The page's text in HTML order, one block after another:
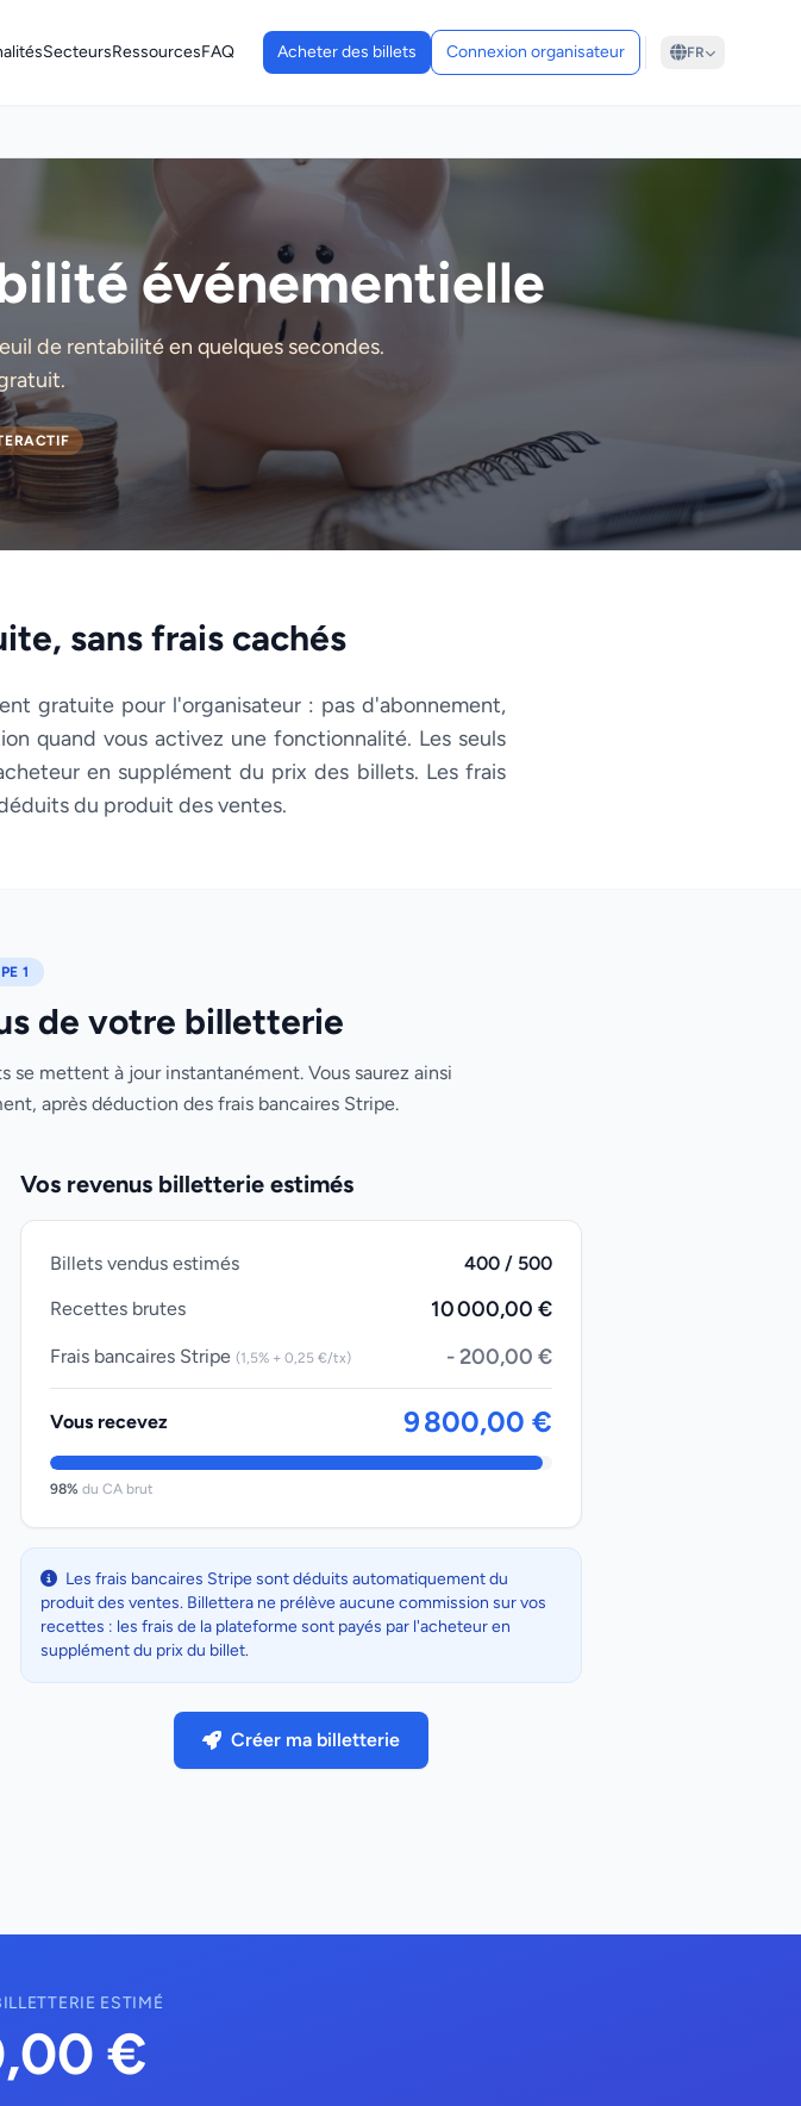
SecteursRessourcesFAQ Acheter des billets Connexion organisateur FR
événementielle
de rentabilité en quelques secondes.
sans frais cachés
gratuite pour l'organisateur : pas d'abonnement,
quand vous activez une fonctionnalité. Les seuls
en supplément du prix des billets. Les frais
du produit des ventes.
1
de votre billetterie
se mettent à jour instantanément. Vous saurez ainsi
après déduction des frais bancaires Stripe.
Vos revenus billetterie estimés
Billets vendus estimés
400 / 500
Recettes brutes
10 000,00 €
Frais bancaires Stripe (1,5% + 0,25 €/tx) - 200,00 €
Vous recevez 9 800,00 €
98% du CA brut
Les frais bancaires Stripe sont déduits automatiquement du
produit des ventes. Billettera ne prélève aucune commission sur vos
recettes : les frais de la plateforme sont payés par l'acheteur en
supplément du prix du billet.
Créer ma billetterie
ESTIMÉ
€